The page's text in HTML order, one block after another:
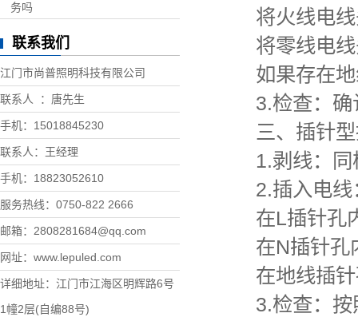
务吗
联系我们
江门市尚普照明科技有限公司
联系人 ：唐先生
手机：15018845230
联系人：王经理
手机：18823052610
服务热线：0750-822 2666
邮箱：2808281684@qq.com
网址：www.lepuled.com
详细地址：江门市江海区明辉路6号
1幢2层(自编88号)
将火线电线
将零线电线
如果存在地
3.检查：确
三、插针型
1.剥线：同样
2.插入电线
在L插针孔内
在N插针孔
在地线插针
3.检查：按照